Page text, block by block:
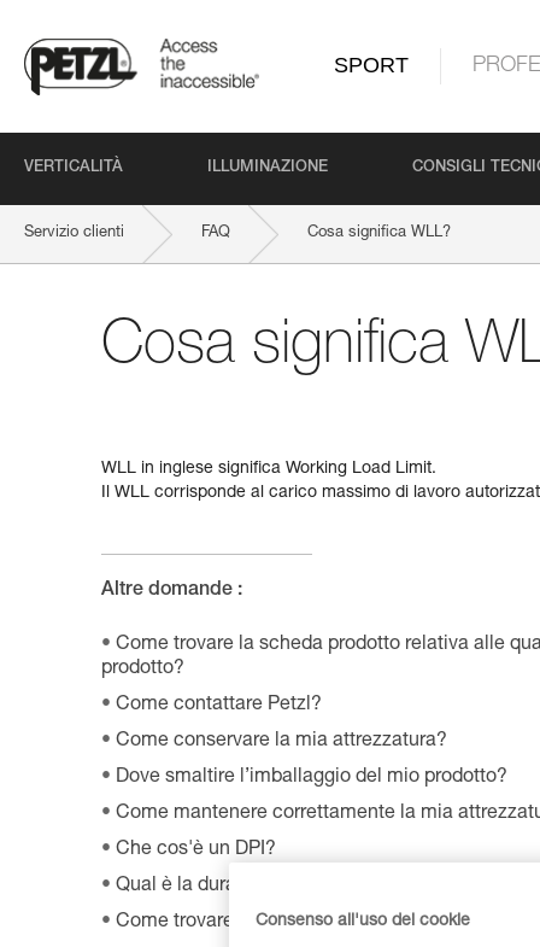
SPORT
VERTICALITÀ ILLUMINAZIONE CONSIGLI
Servizio clienti FAQ Cosa significa WLL?
Cosa significa
WLL in inglese significa Working Load Limit.
Il WLL corrisponde al carico massimo di lavoro
Altre domande :
Come trovare la scheda prodotto relativa alle
prodotto?
Come contattare Petzl?
Come conservare la mia attrezzatura?
Dove smaltire l’imballaggio del mio prodotto?
Come mantenere correttamente la mia
Che cos'è un DPI?
Qual è la durata della mia attrezzatura Petzl?
Come trovare i rivenditori Petzl nel mondo?
Consenso all'uso dei cookie